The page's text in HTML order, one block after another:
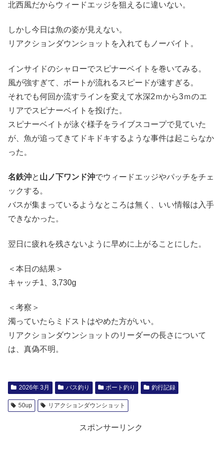
北西風だからウィードエッジを狙えるに違いない。
しかし今日は魚の姿が見えない。
リアクションダウンショットを入れてもノーバイト。
インサイドのシャローでスピナーベイトを巻いてみる。
風が強すぎて、ボートが流れるスピードが速すぎる。
それでも何回か流すラインを変えて水深2ｍから3ｍのエ
リアでスピナーベイトを投げた。
スピナーベイトが泳ぐ様子をライブスコープで見ていた
が、魚が追ってきてドキドキするような事件は起こらなか
った。
名鉄沖と 山ノ下ワンド沖でウィードエッジやパッチをチェ
ックする。
バスが集まっているようなところは無く、いい情報は入手
できなかった。
翌日に疲れを残さないように早めに上がることにした。
＜本日の結果＞
キャッチ1、3,730g
＜考察＞
濁っていたらミドストはやめた方がいい。
リアクションダウンショットのリーダーの長さについて
は、真偽不明。
2026年 3月 バス釣り ボート釣り 釣行記録
50up リアクションダウンショット
スポンサーリンク